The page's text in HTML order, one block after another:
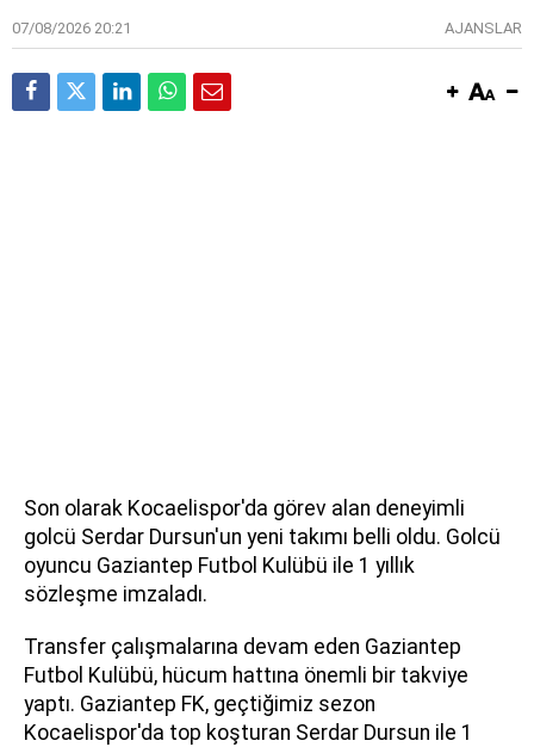
07/08/2026 20:21 AJANSLAR
Son olarak Kocaelispor'da görev alan deneyimli
golcü Serdar Dursun'un yeni takımı belli oldu. Golcü
oyuncu Gaziantep Futbol Kulübü ile 1 yıllık
sözleşme imzaladı.
Transfer çalışmalarına devam eden Gaziantep
Futbol Kulübü, hücum hattına önemli bir takviye
yaptı. Gaziantep FK, geçtiğimiz sezon
Kocaelispor'da top koşturan Serdar Dursun ile 1